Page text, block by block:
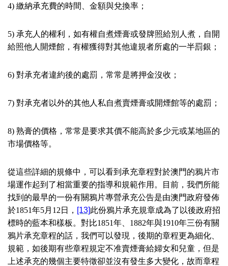
4) 繳納承充費的時間、金額與兌換率；
5) 承充人的權利，如有權自煮煙膏或發牌照給別人煮，自開
給照他人開煙館，有權獲得對其他違規者所處的一半罰銀；
6) 對承充者違約後的處罰，常常是將押金沒收；
7) 對承充者以外的其他人私自煮賣煙膏或開煙館等的處罰；
8) 熟膏的價格，常常是要求其價不能高於多少元或某地區的
市場價格等。
從這些詳細的規條中，可以看到承充章程對於澳門的鴉片市
場運作起到了相當重要的指導和規範作用。目前，我們所能
找到的最早的一份有關鴉片專營承充公告是由澳門政府發佈
於1851年5月 12 日， [13]此份鴉片承充規章成為了以後政府招
標時的藍本和樣板。對比1851年、 1882年與1910年三份有關
鴉片承充章程的話，我們可以發現，後期的章程更為細化、
規範，如後期有些章程規定不准賣煙膏給婦女和兒童，但是
上述承充的幾個主要特徵卻並沒有發生多大變化，故而章程